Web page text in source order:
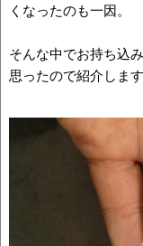
くなったのも一因。
そんな中でお持ち込
思ったので紹介しま